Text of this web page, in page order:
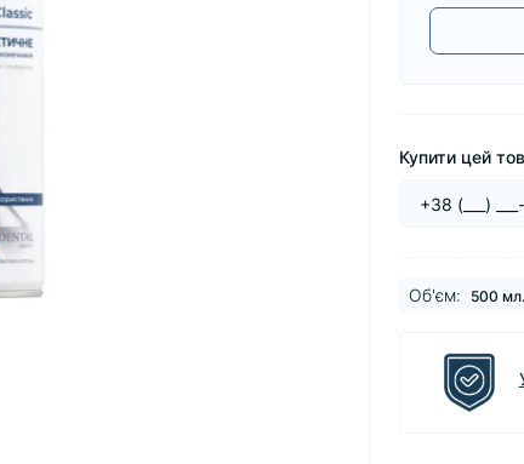
Купити цей
Об'єм: 500 мл.